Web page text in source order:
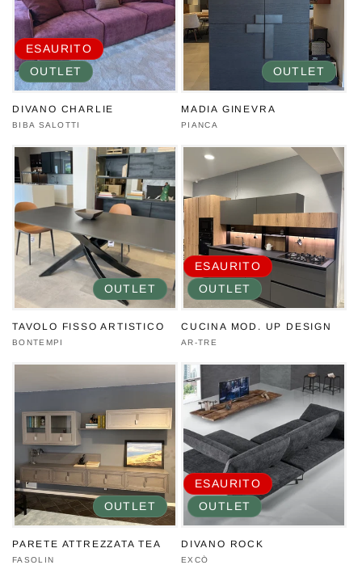
ESAURITO
OUTLET
DIVANO CHARLIE
Produttore:
BIBA SALOTTI
OUTLET
MADIA GINEVRA
Produttore:
PIANCA
OUTLET
TAVOLO FISSO ARTISTICO
Produttore:
BONTEMPI
ESAURITO
OUTLET
CUCINA MOD. UP DESIGN
Produttore:
AR-TRE
OUTLET
PARETE ATTREZZATA TEA
Produttore:
FASOLIN
ESAURITO
OUTLET
DIVANO ROCK
Produttore:
EXCÒ